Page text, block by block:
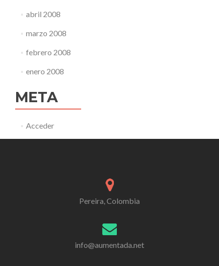
abril 2008
marzo 2008
febrero 2008
enero 2008
META
Acceder
Pereira, Colombia
info@aumentada.net